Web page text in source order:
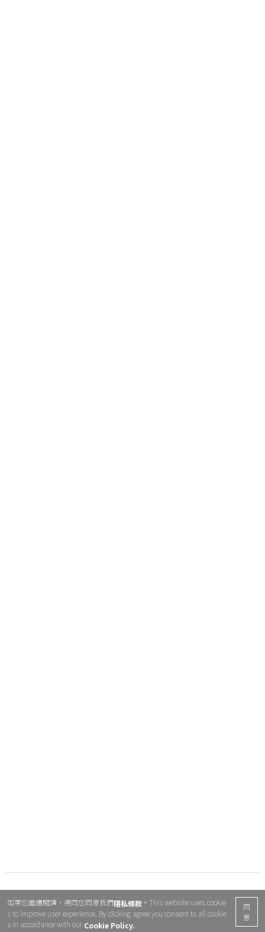
同
意
如果您繼續閱讀，視同您同意我們隱私條款 。This website uses cookie
s to improve user experience. By clicking agree you consent to all cookie
s in accordance with our Cookie Policy.